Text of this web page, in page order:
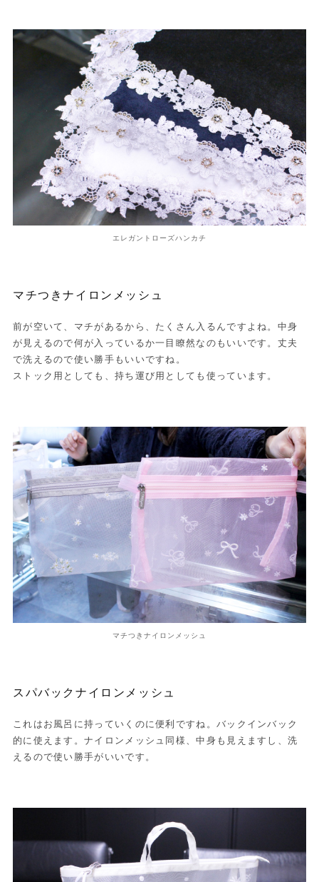
エレガントローズハンカチ
マチつきナイロンメッシュ
前が空いて、マチがあるから、たくさん入るんですよね。中身
が見えるので何が入っているか一目瞭然なのもいいです。丈夫
で洗えるので使い勝手もいいですね。
ストック用としても、持ち運び用としても使っています。
マチつきナイロンメッシュ
スパバックナイロンメッシュ
これはお風呂に持っていくのに便利ですね。バックインバック
的に使えます。ナイロンメッシュ同様、中身も見えますし、洗
えるので使い勝手がいいです。